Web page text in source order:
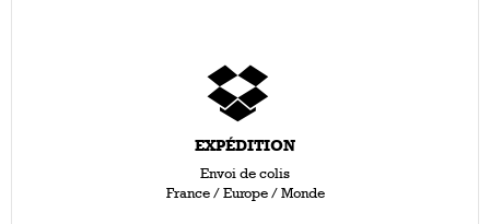
EXPÉDITION
Envoi de colis
France / Europe / Monde